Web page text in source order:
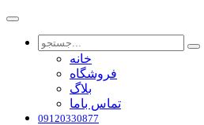
خانه
فروشگاه
بلاگ
تماس باما
09120330877